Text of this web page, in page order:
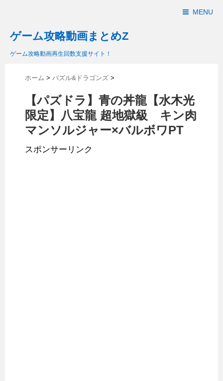
MENU
ゲーム攻略動画まとめZ
ゲーム攻略動画再生回数支援サイト！
ホーム > パズル&ドラゴンズ >
【パズドラ】青の丼龍【水木光
限定】八宝龍 超地獄級 キン肉
マンソルジャー×バルボワPT
スポンサーリンク